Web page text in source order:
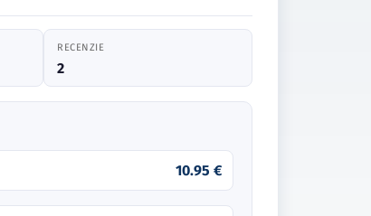
RECENZIE
2
10.95 €